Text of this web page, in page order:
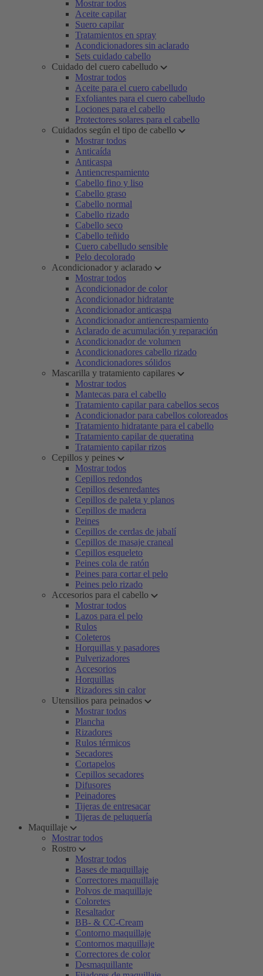
Mostrar todos
Aceite capilar
Suero capilar
Tratamientos en spray
Acondicionadores sin aclarado
Sets cuidado cabello
Cuidado del cuero cabelludo
Mostrar todos
Aceite para el cuero cabelludo
Exfoliantes para el cuero cabelludo
Lociones para el cabello
Protectores solares para el cabello
Cuidados según el tipo de cabello
Mostrar todos
Anticaída
Anticaspa
Antiencrespamiento
Cabello fino y liso
Cabello graso
Cabello normal
Cabello rizado
Cabello seco
Cabello teñido
Cuero cabelludo sensible
Pelo decolorado
Acondicionador y aclarado
Mostrar todos
Acondicionador de color
Acondicionador hidratante
Acondicionador anticaspa
Acondicionador antiencrespamiento
Aclarado de acumulación y reparación
Acondicionador de volumen
Acondicionadores cabello rizado
Acondicionadores sólidos
Mascarilla y tratamiento capilares
Mostrar todos
Mantecas para el cabello
Tratamiento capilar para cabellos secos
Acondicionador para cabellos coloreados
Tratamiento hidratante para el cabello
Tratamiento capilar de queratina
Tratamiento capilar rizos
Cepillos y peines
Mostrar todos
Cepillos redondos
Cepillos desenredantes
Cepillos de paleta y planos
Cepillos de madera
Peines
Cepillos de cerdas de jabalí
Cepillos de masaje craneal
Cepillos esqueleto
Peines cola de ratón
Peines para cortar el pelo
Peines pelo rizado
Accesorios para el cabello
Mostrar todos
Lazos para el pelo
Rulos
Coleteros
Horquillas y pasadores
Pulverizadores
Accesorios
Horquillas
Rizadores sin calor
Utensilios para peinados
Mostrar todos
Plancha
Rizadores
Rulos térmicos
Secadores
Cortapelos
Cepillos secadores
Difusores
Peinadores
Tijeras de entresacar
Tijeras de peluquería
Maquillaje
Mostrar todos
Rostro
Mostrar todos
Bases de maquillaje
Correctores maquillaje
Polvos de maquillaje
Coloretes
Resaltador
BB- & CC-Cream
Contorno maquillaje
Contornos maquillaje
Correctores de color
Desmaquillante